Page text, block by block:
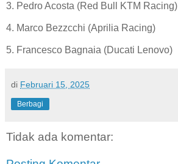
3. Pedro Acosta (Red Bull KTM Racing)
4. Marco Bezzcchi (Aprilia Racing)
5. Francesco Bagnaia (Ducati Lenovo)
di Februari 15, 2025
Berbagi
Tidak ada komentar: